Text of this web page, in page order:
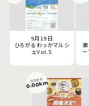
9月19日
ひろがるわっかマルシ
ェVol.5
ー
ココから
0.00km